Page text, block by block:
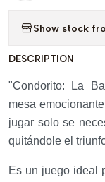
Show stock
DESCRIPTION
"Condorito: La
mesa
jugar solo se
quitándole el
Es un juego ideal